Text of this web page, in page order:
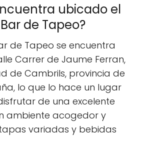
ubicado el
de Tapeo?
de Tapeo se encuentra
Carrer de Jaume Ferran,
de Cambrils, provincia de
lo que lo hace un lugar
de una excelente
ambiente acogedor y
variadas y bebidas